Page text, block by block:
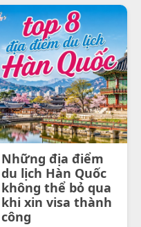
Những địa điểm
du lịch Hàn Quốc
không thể bỏ qua
khi xin visa thành
công